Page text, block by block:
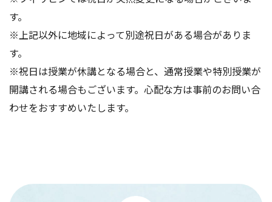
す。
※上記以外に地域によって別途祝日がある場合がありま
す。
※祝日は授業が休講となる場合と、通常授業や特別授業が
開講される場合もございます。心配な方は事前のお問い合
わせをおすすめいたします。